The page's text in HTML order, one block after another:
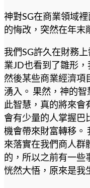
神對SG在商業領域
的悔改，突然在年末
我們SG許久在財務
業JD也看到了雛形
然後某些商業經濟項
湧入。 果然，神的
此智慧，真的將來會
會有少量的人掌握巴
機會帶來財富轉移。
來落實在我們商人群
的，所以之前有一些
恍然大悟，原來是我